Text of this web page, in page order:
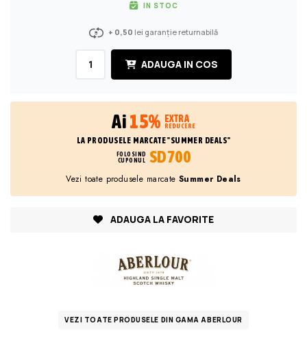
IN STOC
+ 0,50 lei garanție returnabilă
ADAUGA IN COS
Ai15% EXTRA
REDUCERE
LA PRODUSELE MARCATE "SUMMER DEALS"
FOLOSIND
CUPONUL
SD700
Vezi toate produsele marcate Summer Deals
ADAUGA LA FAVORITE
VEZI TOATE PRODUSELE DIN GAMA ABERLOUR